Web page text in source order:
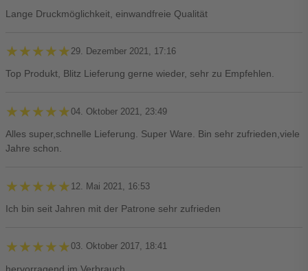
Lange Druckmöglichkeit, einwandfreie Qualität
★★★★★
★★★★★ 29. Dezember 2021, 17:16
Top Produkt, Blitz Lieferung gerne wieder, sehr zu Empfehlen.
★★★★★
★★★★★04. Oktober 2021, 23:49
Alles super,schnelle Lieferung. Super Ware. Bin sehr zufrieden,viele
Jahre schon.
★★★★★
★★★★★ 12. Mai 2021, 16:53
Ich bin seit Jahren mit der Patrone sehr zufrieden
★★★★★
★★★★★03. Oktober 2017, 18:41
hervorragend im Verbrauch